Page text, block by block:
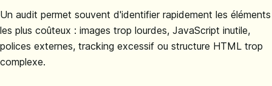
Un audit permet souvent d'identifier rapidement les éléments
les plus coûteux : images trop lourdes, JavaScript inutile,
polices externes, tracking excessif ou structure HTML trop
complexe.